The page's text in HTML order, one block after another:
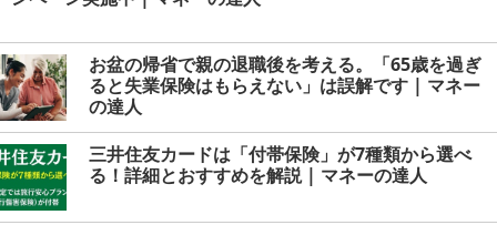
お盆の帰省で親の退職後を考える。「65歳を過ぎ
ると失業保険はもらえない」は誤解です | マネー
の達人
三井住友カードは「付帯保険」が7種類から選べ
る！詳細とおすすめを解説 | マネーの達人